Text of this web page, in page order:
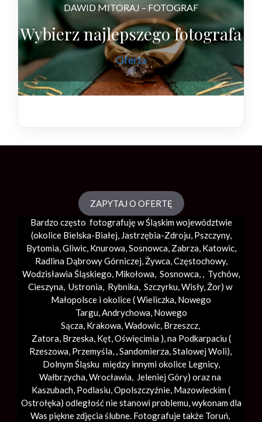
DAWID MITORAJ – FOTOGRAF
Wybierz najlepszego fotografa
Oferta
ZAPYTAJ O OFERTĘ
Bardzo często fotografuję w Śląskim województwie
(okolice Bielska-Białej, Jastrzębia-Zdroju, Pszczyny,
Bytomia, Gliwic, Knurowa, Sosnowca, Zabrza, Katowic,
Radlina Dąbrowy Górniczej, Żywca, Częstochowy,
Wodzisławia Śląskiego, Mikołowa, Sosnowca, , Tychów,
Cieszyna, Ustronia, Rybnika, Szczyrku, Wisły, Żor) w
Małopolsce i okolice (Wieliczka, Nowego
Targu,Andrychowa, Nowego
Sącza, Krakowa,Wadowic, Brzeszcz,
Zatora, Brzeska, Kęt,Oświęcimia), na Podkarpaciu (
Rzeszowa, Przemyśla, ,Sandomierza,Stalowej Woli),
Dolnym Śląsku między innymi okolice Legnicy,
Wałbrzycha,Wrocławia, Jeleniej Góry) oraz na
Kaszubach, Podlasiu, Opolszczyźnie, Mazowieckim (
Ostrołęka) odległość nie stanowi problemu, wykonam dla
Was piękne zdjęcia ślubne. Fotografuje także Toruń,